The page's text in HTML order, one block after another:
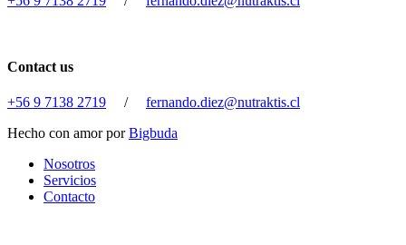
Contact us
+56 9 7138 2719 / fernando.diez@nutraktis.cl
Hecho con amor porBigbuda
Close
Menu
Nosotros
Servicios
Contacto